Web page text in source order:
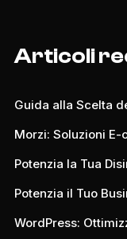
Articoli
Guida alla Scelta
Morzi: Soluzioni
Potenzia la Tua
Potenzia il Tuo
WordPress: